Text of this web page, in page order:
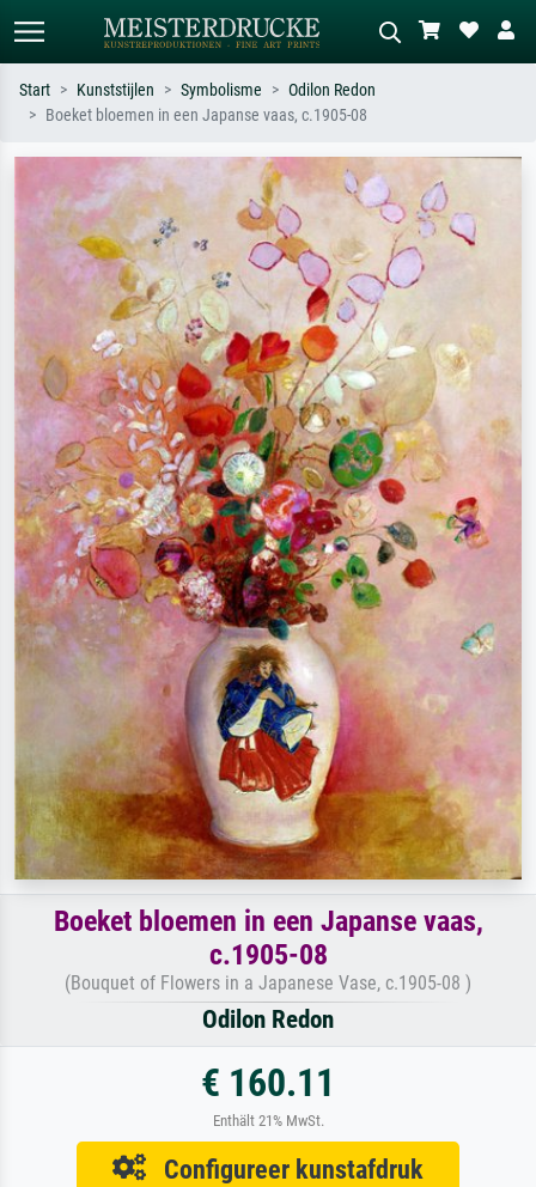
Zoek op kunstenaar, titel of stijl – bijv.
Monet, Sterrennacht, impressionisme,
Hokusai-golf, naakt.
Beschrijf de scène – bijv. groene
weide, abstract met veel rood, donker
olieverfschilderij, staand naakt naast
een boom.
Start Kunststijlen Symbolisme
Odilon Redon
Boeket bloemen in een Japanse vaas, c.1905-08
Boeket bloemen in een Japanse vaas,
c.1905-08
(Bouquet of Flowers in a Japanese Vase, c.1905-08 )
Odilon Redon
€ 160.11
Enthält 21% MwSt.
Configureer kunstafdruk